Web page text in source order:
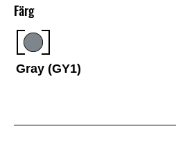
Färg
Gray (GY1)